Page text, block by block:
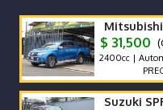
Mitsubishi
$ 31,500
2400cc |
PRECIO
Suzuki